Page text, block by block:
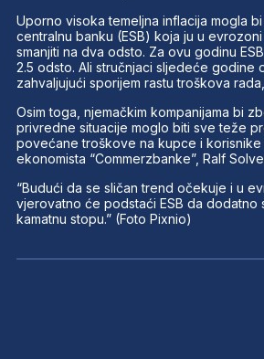
Uporno visoka temeljna inflacija mogla
centralnu banku (ESB) koja ju u
smanjiti na dva odsto. Za ovu godinu
2.5 odsto. Ali stručnjaci sljedeće godine
zahvaljujući sporijem rastu troškova
Osim toga, njemačkim kompanijama bi
privredne situacije moglo biti sve teže
povećane troškove na kupce i korisnike
ekonomista “Commerzbanke”, Ralf
“Budući da se sličan trend očekuje i u
vjerovatno će podstaći ESB da dodatno
kamatnu stopu.” (Foto Pixnio)